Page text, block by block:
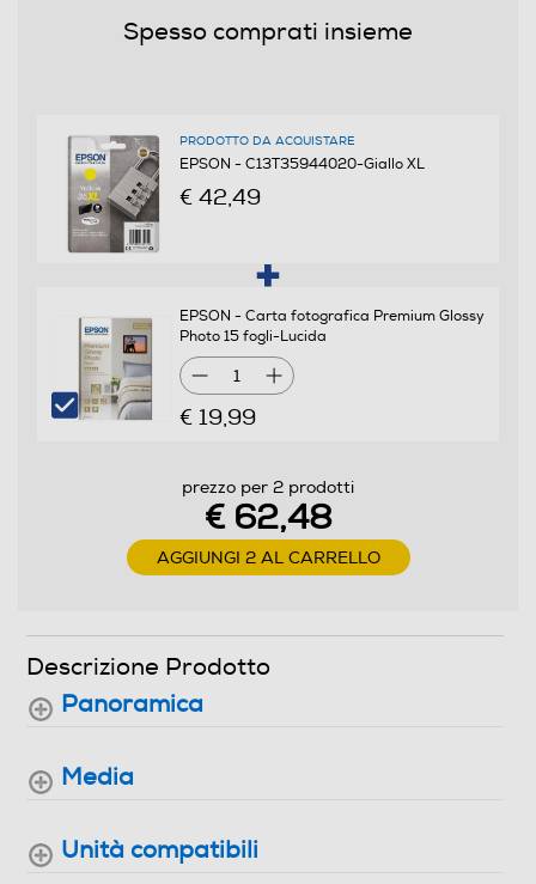
Dimensioni - Peso
0,061
Compatibilità
Stampanti compatibili
4740DTWF
Informazioni sulla sicurezza del prodotto
Spesso comprati insieme
PRODOTTO DA ACQUISTARE
EPSON - C13T35944020-Giallo XL
€ 42,49
EPSON - Carta fotografica Premium Glossy
Photo 15 fogli-Lucida
1
€ 19,99
prezzo per 2 prodotti
€ 62,48
AGGIUNGI 2 AL CARRELLO
Descrizione Prodotto
Panoramica
Media
Unità compatibili